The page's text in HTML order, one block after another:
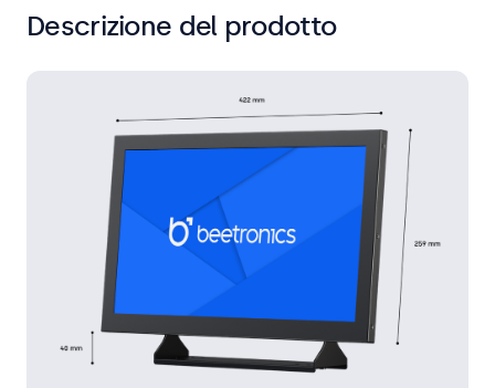
Descrizione del prodotto